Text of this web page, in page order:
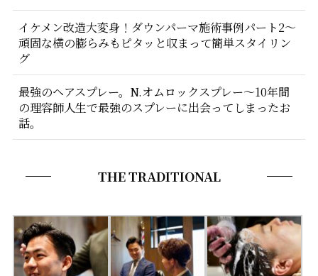
イケメン改造大変身！ダウンパーマ施術事例パート2〜
頑固な横の膨らみもピタッと収まって簡単スタイリン
グ
最強のヘアスプレー。N.オムロックスプレー〜10年間
の理容師人生で最強のスプレーに出会ってしまったお
話。
THE TRADITIONAL